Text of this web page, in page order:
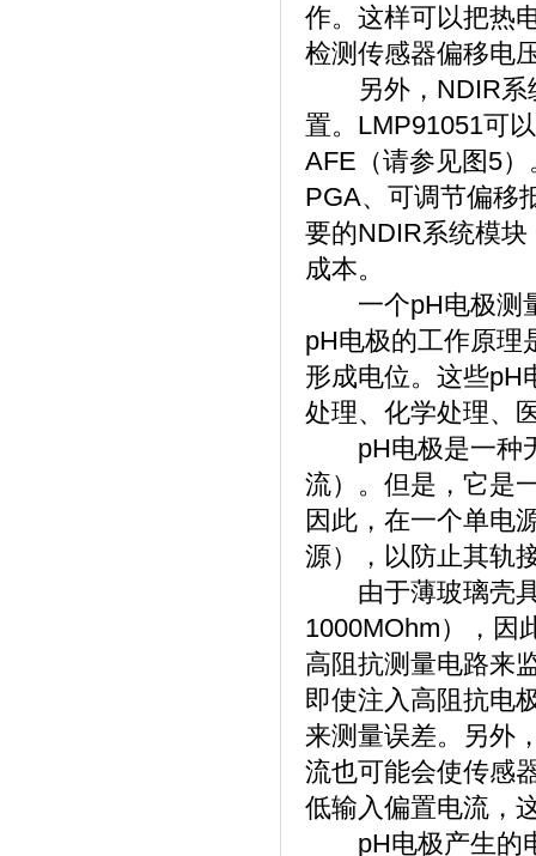
作。这样可以把热
检测传感器偏移电
另外，NDIR系统
置。LMP91051可
AFE（请参见图5
PGA、可调节偏移
要的NDIR系统模
成本。
一个pH电极测量
pH电极的工作原理
形成电位。这些pH
处理、化学处理、
pH电极是一种无
流）。但是，它是
因此，在一个单电
源），以防止其轨
由于薄玻璃壳具
1000MOhm），因
高阻抗测量电路来
即使注入高阻抗电
来测量误差。另外
流也可能会使传感
低输入偏置电流，
pH电极产生的电